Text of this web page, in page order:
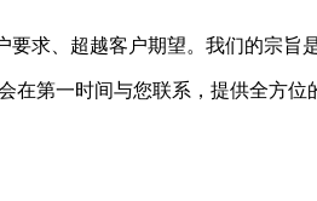
求、超越客户期望。我们的宗旨
第一时间与您联系，提供全方位